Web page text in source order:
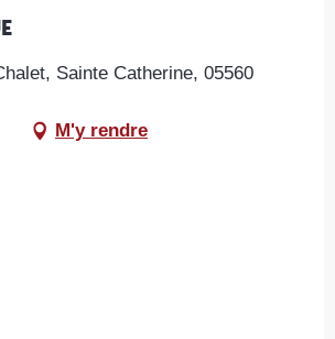
Sainte Catherine, 05560
M'y rendre